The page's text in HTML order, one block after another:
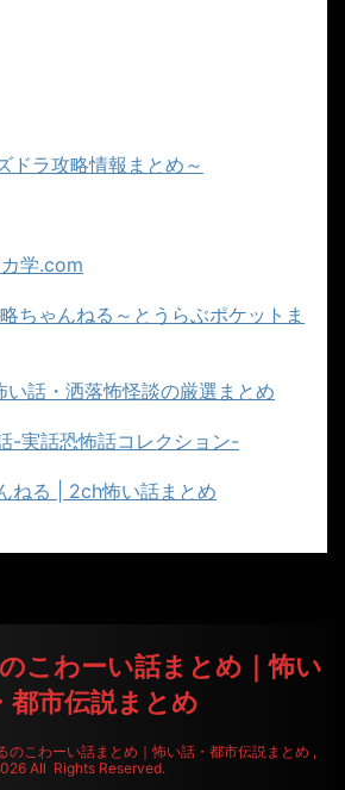
ドラ攻略情報まとめ～
学.com
ちゃんねる～とうらぶポケットま
話・洒落怖怪談の厳選まとめ
-実話恐怖話コレクション-
ねる | 2ch怖い話まとめ
こわーい話まとめ｜怖い
都市伝説まとめ
こわーい話まとめ｜怖い話・都市伝説まとめ ,
All Rights Reserved.